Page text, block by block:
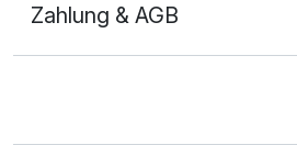
Zahlung & AGB